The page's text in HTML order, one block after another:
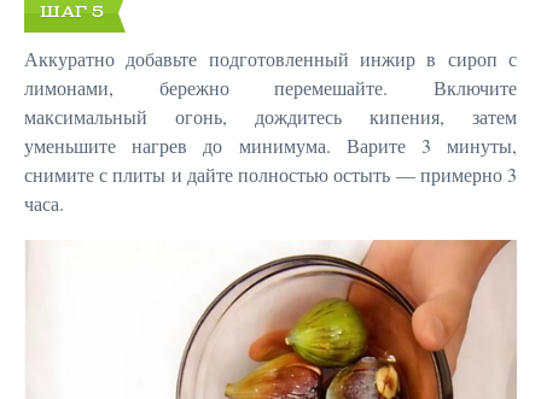
ШАГ 5
Аккуратно добавьте подготовленный инжир в сироп с
лимонами, бережно перемешайте. Включите
максимальный огонь, дождитесь кипения, затем
уменьшите нагрев до минимума. Варите 3 минуты,
снимите с плиты и дайте полностью остыть — примерно 3
часа.